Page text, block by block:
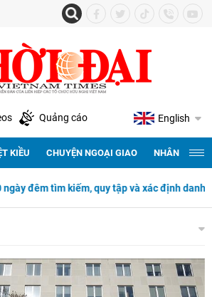
Quảng cáo English
KIỀU CHUYỆN NGOẠI GIAO NHÂN
quy tập và xác định danh tính hài cốt liệt sĩ